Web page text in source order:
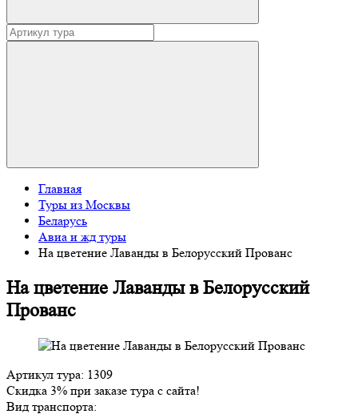
Главная
Туры из Москвы
Беларусь
Авиа и жд туры
На цветение Лаванды в Белорусский Прованс
На цветение Лаванды в Белорусский
Прованс
Артикул тура: 1309
Скидка 3% при заказе тура с сайта!
Вид транспорта: